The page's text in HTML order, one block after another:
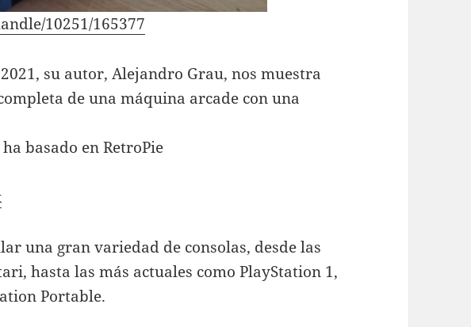
10251/165377
su autor, Alejandro Grau, nos muestra
de una máquina arcade con una
basado en RetroPie
una gran variedad de consolas, desde las
hasta las más actuales como PlayStation 1,
Portable.